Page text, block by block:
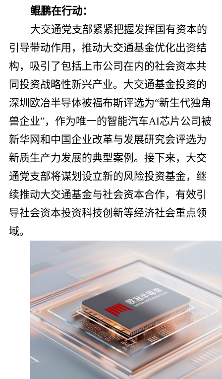
鲲鹏在行动：
大交通党支部紧紧把握发挥国有资本的
引导带动作用，推动大交通基金优化出资结
构，吸引了包括上市公司在内的社会资本共
同投资战略性新兴产业。大交通基金投资的
深圳欧冶半导体被福布斯评选为“新生代独角
兽企业”，作为唯一的智能汽车AI芯片公司被
新华网和中国企业改革与发展研究会评选为
新质生产力发展的典型案例。接下来，大交
通党支部将谋划设立新的风险投资基金，继
续推动大交通基金与社会资本合作，有效引
导社会资本投资科技创新等经济社会重点领
域。